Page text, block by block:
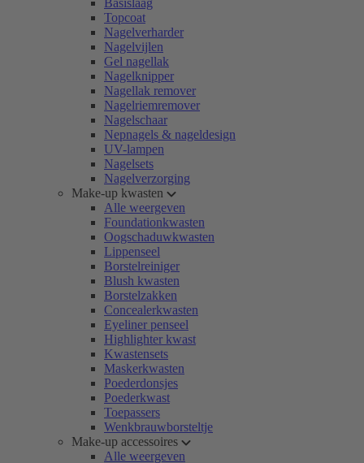
Basislaag
Topcoat
Nagelverharder
Nagelvijlen
Gel nagellak
Nagelknipper
Nagellak remover
Nagelriemremover
Nagelschaar
Nepnagels & nageldesign
UV-lampen
Nagelsets
Nagelverzorging
Make-up kwasten
Alle weergeven
Foundationkwasten
Oogschaduwkwasten
Lippenseel
Borstelreiniger
Blush kwasten
Borstelzakken
Concealerkwasten
Eyeliner penseel
Highlighter kwast
Kwastensets
Maskerkwasten
Poederdonsjes
Poederkwast
Toepassers
Wenkbrauwborsteltje
Make-up accessoires
Alle weergeven